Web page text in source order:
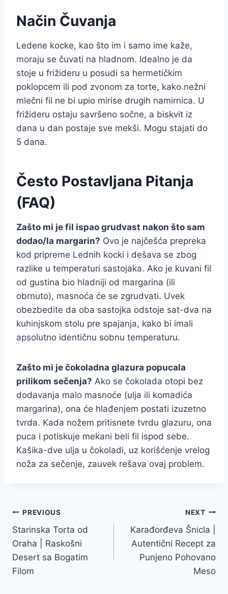
Način Čuvanja
Ledene kocke, kao što im i samo ime kaže,
moraju se čuvati na hladnom. Idealno je da
stoje u frižideru u posudi sa hermetičkim
poklopcem ili pod zvonom za torte, kako nežni
mlečni fil ne bi upio mirise drugih namirnica. U
frižideru ostaju savršeno sočne, a biskvit iz
dana u dan postaje sve mekši. Mogu stajati do
5 dana.
Često Postavljana Pitanja
(FAQ)
Zašto mi je fil ispao grudvast nakon što sam
dodao/la margarin? Ovo je najčešća prepreka
kod pripreme Lednih kocki i dešava se zbog
razlike u temperaturi sastojaka. Ako je kuvani fil
od gustina bio hladniji od margarina (ili
obrnuto), masnoća će se zgrudvati. Uvek
obezbedite da oba sastojka odstoje sat-dva na
kuhinjskom stolu pre spajanja, kako bi imali
apsolutno identičnu sobnu temperaturu.
Zašto mi je čokoladna glazura popucala
prilikom sečenja? Ako se čokolada otopi bez
dodavanja malo masnoće (ulja ili komadića
margarina), ona će hlađenjem postati izuzetno
tvrda. Kada nožem pritisnete tvrdu glazuru, ona
puca i potiskuje mekani beli fil ispod sebe.
Kašika-dve ulja u čokoladi, uz korišćenje vrelog
noža za sečenje, zauvek rešava ovaj problem.
Post
navigation
PREVIOUS
Starinska Torta od
Oraha | Raskošni
Desert sa Bogatim
Filom
NEXT
Karađorđeva Šnicla |
Autentični Recept za
Punjeno Pohovano
Meso